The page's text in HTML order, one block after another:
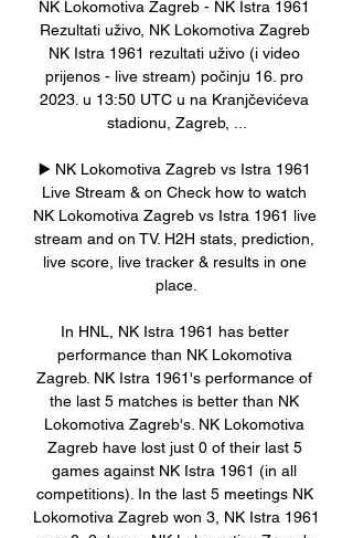
NK Lokomotiva Zagreb - NK Istra 1961
Rezultati uživo, NK Lokomotiva Zagreb
NK Istra 1961 rezultati uživo (i video
prijenos - live stream) počinju 16. pro
2023. u 13:50 UTC u na Kranjčevićeva
stadionu, Zagreb, ...
▶️ NK Lokomotiva Zagreb vs Istra 1961
Live Stream & on Check how to watch
NK Lokomotiva Zagreb vs Istra 1961 live
stream and on TV. H2H stats, prediction,
live score, live tracker & results in one
place.
In HNL, NK Istra 1961 has better
performance than NK Lokomotiva
Zagreb. NK Istra 1961's performance of
the last 5 matches is better than NK
Lokomotiva Zagreb's. NK Lokomotiva
Zagreb have lost just 0 of their last 5
games against NK Istra 1961 (in all
competitions). In the last 5 meetings NK
Lokomotiva Zagreb won 3, NK Istra 1961